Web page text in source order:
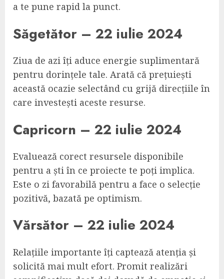
a te pune rapid la punct.
Săgetător – 22 iulie 2024
Ziua de azi îți aduce energie suplimentară
pentru dorințele tale. Arată că prețuiești
această ocazie selectând cu grijă direcțiile în
care investești aceste resurse.
Capricorn – 22 iulie 2024
Evaluează corect resursele disponibile
pentru a ști în ce proiecte te poți implica.
Este o zi favorabilă pentru a face o selecție
pozitivă, bazată pe optimism.
Vărsător – 22 iulie 2024
Relațiile importante îți captează atenția și
solicită mai mult efort. Promit realizări